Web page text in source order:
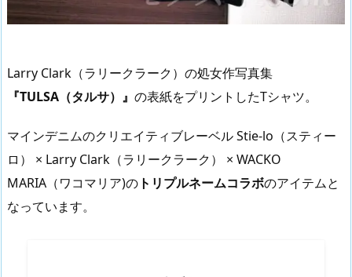
Larry Clark（ラリークラーク）の処女作写真集
『TULSA（タルサ）』 の表紙をプリントしたTシャツ。
マインデニムのクリエイティブレーベル Stie-lo（スティー
ロ） × Larry Clark（ラリークラーク） × WACKO
MARIA（ワコマリア)の トリプルネームコラボのアイテムと
なっています。